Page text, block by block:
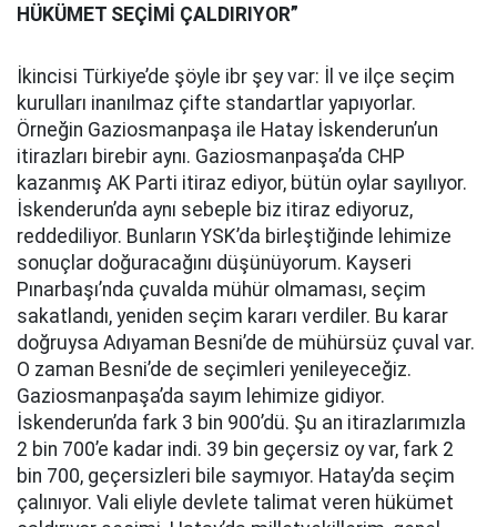
HÜKÜMET SEÇİMİ ÇALDIRIYOR”
İkincisi Türkiye’de şöyle ibr şey var: İl ve ilçe seçim
kurulları inanılmaz çifte standartlar yapıyorlar.
Örneğin Gaziosmanpaşa ile Hatay İskenderun’un
itirazları birebir aynı. Gaziosmanpaşa’da CHP
kazanmış AK Parti itiraz ediyor, bütün oylar sayılıyor.
İskenderun’da aynı sebeple biz itiraz ediyoruz,
reddediliyor. Bunların YSK’da birleştiğinde lehimize
sonuçlar doğuracağını düşünüyorum. Kayseri
Pınarbaşı’nda çuvalda mühür olmaması, seçim
sakatlandı, yeniden seçim kararı verdiler. Bu karar
doğruysa Adıyaman Besni’de de mühürsüz çuval var.
O zaman Besni’de de seçimleri yenileyeceğiz.
Gaziosmanpaşa’da sayım lehimize gidiyor.
İskenderun’da fark 3 bin 900’dü. Şu an itirazlarımızla
2 bin 700’e kadar indi. 39 bin geçersiz oy var, fark 2
bin 700, geçersizleri bile saymıyor. Hatay’da seçim
çalınıyor. Vali eliyle devlete talimat veren hükümet